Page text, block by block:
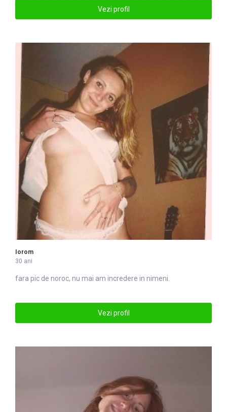
Vezi profil
Iorom
30 ani
fara pic de noroc, nu mai am incredere in nimeni.
Vezi profil